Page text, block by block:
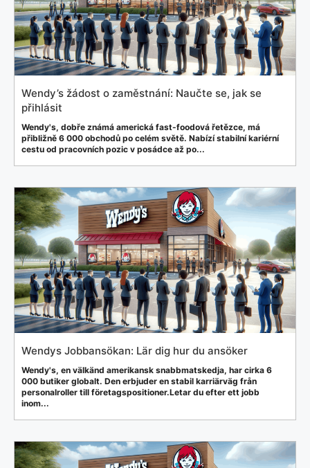
Wendy’s žádost o zaměstnání: Naučte se, jak se
přihlásit
Wendy's, dobře známá americká fast-foodová řetězce, má
přibližně 6 000 obchodů po celém světě. Nabízí stabilní kariérní
cestu od pracovních pozic v posádce až po...
Wendys Jobbansökan: Lär dig hur du ansöker
Wendy's, en välkänd amerikansk snabbmatskedja, har cirka 6
000 butiker globalt. Den erbjuder en stabil karriärväg från
personalroller till företagspositioner.Letar du efter ett jobb
inom...